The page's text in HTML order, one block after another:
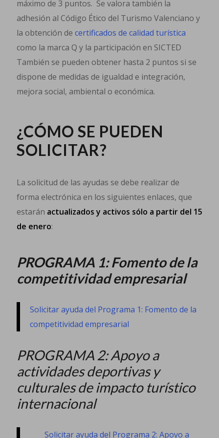
máximo de 3 puntos. Se valora también la
adhesión al Código Ético del Turismo Valenciano y
la obtención de certificados de calidad turística
como la marca Q y la participación en SICTED
También se pueden obtener hasta 2 puntos si se
dispone de medidas de igualdad e integración,
mejora social, ambiental o económica.
¿CÓMO SE PUEDEN
SOLICITAR?
La solicitud de las ayudas se debe realizar de
forma electrónica en los siguientes enlaces, que
estarán actualizados y activos sólo a partir del 15
de enero:
PROGRAMA 1: Fomento de la
competitividad empresarial
Solicitar ayuda del Programa 1: Fomento de la
competitividad empresarial
PROGRAMA 2:Apoyo a
actividades deportivas y
culturales de impacto turístico
internacional
Solicitar ayuda del Programa 2: Apoyo a